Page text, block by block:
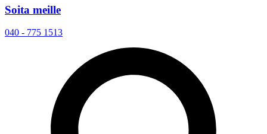
Soita meille
040 - 775 1513